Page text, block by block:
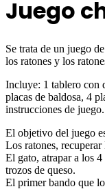
Juego
Se trata de un juego
los ratones y los
Incluye: 1 tablero con
placas de baldosa, 4
instrucciones de juego.
El objetivo del juego
Los ratones,
El gato, atrapar a los
trozos de queso.
El primer bando que